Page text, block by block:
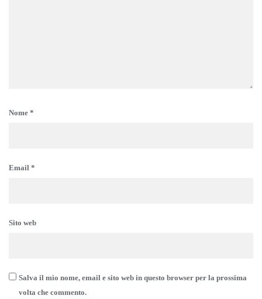
Nome *
Email *
Sito web
Salva il mio nome, email e sito web in questo browser per la prossima
volta che commento.